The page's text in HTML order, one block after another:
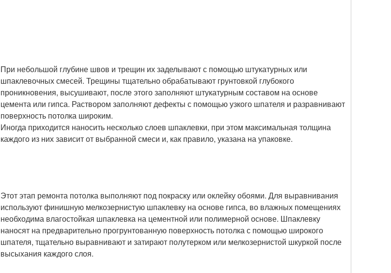
При небольшой глубине швов и трещин их заделывают с помощью штукатурных или
шпаклевочных смесей. Трещины тщательно обрабатывают грунтовкой глубокого
проникновения, высушивают, после этого заполняют штукатурным составом на основе
цемента или гипса. Раствором заполняют дефекты с помощью узкого шпателя и разравнивают
поверхность потолка широким.
Иногда приходится наносить несколько слоев шпаклевки, при этом максимальная толщина
каждого из них зависит от выбранной смеси и, как правило, указана на упаковке.
Этот этап ремонта потолка выполняют под покраску или оклейку обоями. Для выравнивания
используют финишную мелкозернистую шпаклевку на основе гипса, во влажных помещениях
необходима влагостойкая шпаклевка на цементной или полимерной основе. Шпаклевку
наносят на предварительно прогрунтованную поверхность потолка с помощью широкого
шпателя, тщательно выравнивают и затирают полутерком или мелкозернистой шкуркой после
высыхания каждого слоя.